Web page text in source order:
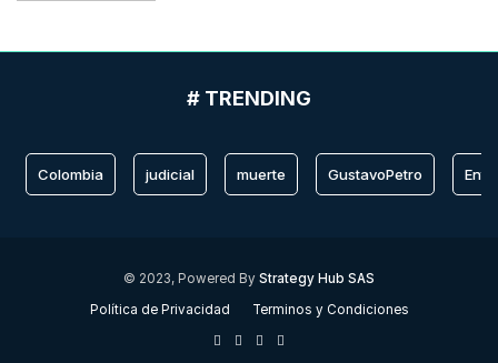
# TRENDING
Colombia judicial muerte GustavoPetro
© 2023, Powered By Strategy Hub SAS
Política de Privacidad
Terminos y Condiciones